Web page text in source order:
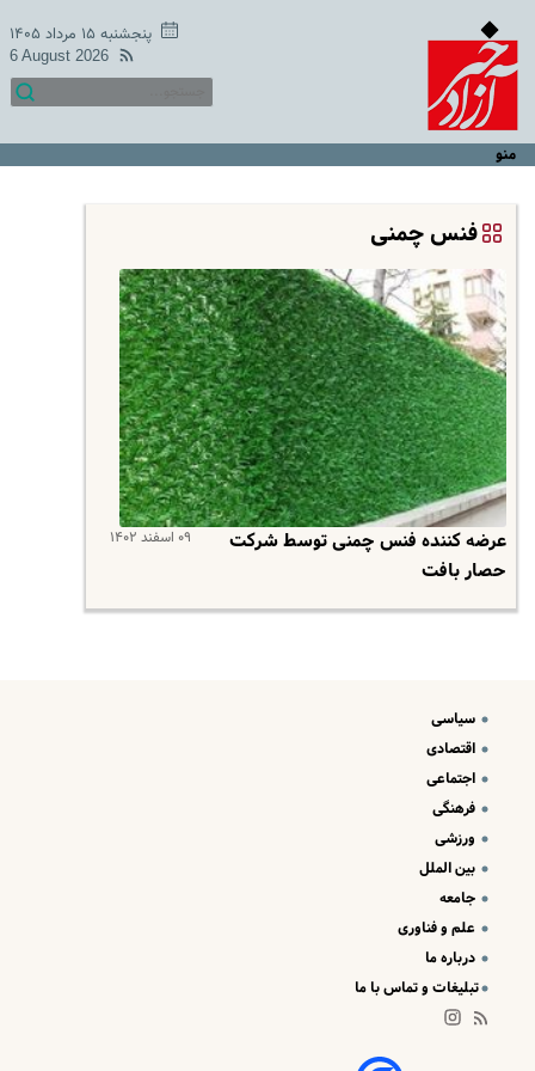
پنجشنبه ۱۵ مرداد ۱۴۰۵
6 August 2026
منو
فنس چمنی
۰۹ اسفند ۱۴۰۲
عرضه کننده فنس چمنی توسط شرکت
حصار بافت
سیاسی
اقتصادی
اجتماعی
فرهنگی
ورزشی
بین الملل
جامعه
علم و فناوری
درباره ما
تبلیغات و تماس با ما